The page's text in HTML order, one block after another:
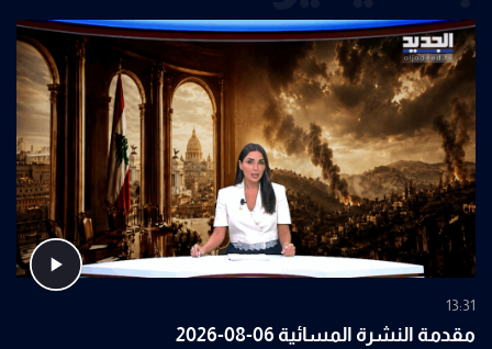
13:31
مقدمة النشرة المسائية 06-08-2026